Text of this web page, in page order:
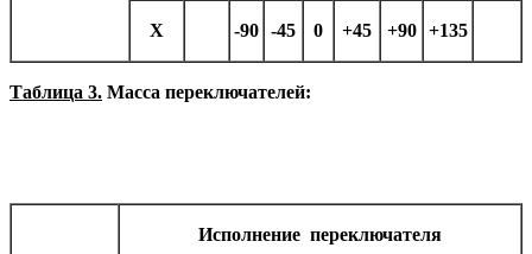
Х -90 -45 0 +45 +90 +135
Таблица 3. Масса переключателей:
Исполнение переключателя